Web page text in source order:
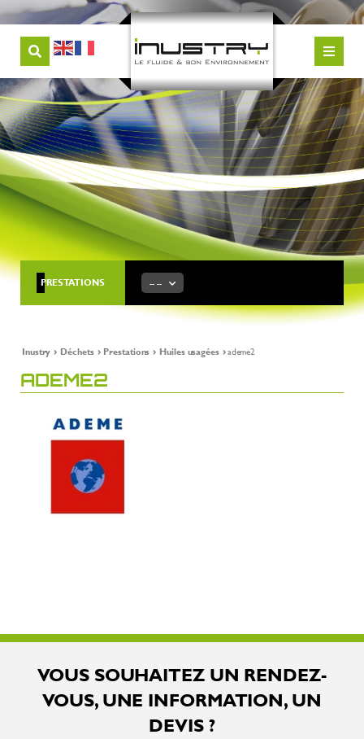
PRESTATIONS -- --
Inustry Déchets Prestations Huiles usagées ademe2
ADEME2
VOUS SOUHAITEZ UN RENDEZ-
VOUS, UNE INFORMATION, UN
DEVIS ?